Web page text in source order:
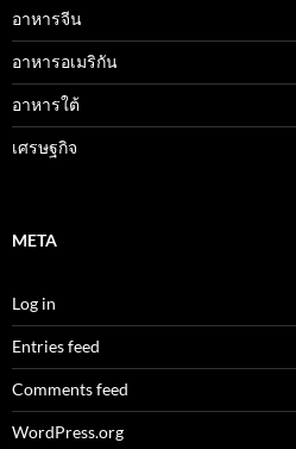
อาหารจีน
อาหารอเมริกัน
อาหารใต้
เศรษฐกิจ
META
Log in
Entries feed
Comments feed
WordPress.org